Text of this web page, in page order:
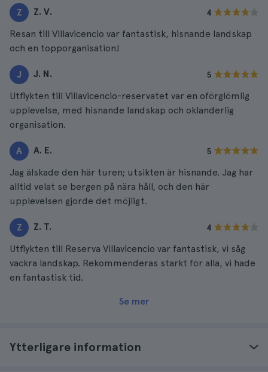
Z Z. V. 4
Resan till Villavicencio var fantastisk, hisnande landskap
och en topporganisation!
J J. N. 5
Utflykten till Villavicencio-reservatet var en oförglömlig
upplevelse, med hisnande landskap och oklanderlig
organisation.
A A. E. 5
Jag älskade den här turen; utsikten är hisnande. Jag har
alltid velat se bergen på nära håll, och den här
upplevelsen gjorde det möjligt.
Z Z. T. 4
Utflykten till Reserva Villavicencio var fantastisk, vi såg
vackra landskap. Rekommenderas starkt för alla, vi hade
en fantastisk tid.
Se mer
Ytterligare information